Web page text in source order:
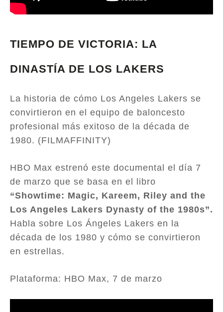
TIEMPO DE VICTORIA: LA
DINASTÍA DE LOS LAKERS
La historia de cómo Los Angeles Lakers se
convirtieron en el equipo de baloncesto
profesional más exitoso de la década de
1980. (FILMAFFINITY)
HBO Max estrenó este documental el día 7
de marzo que se basa en el libro
“Showtime: Magic, Kareem, Riley and the
Los Angeles Lakers Dynasty of the 1980s”.
Habla sobre Los Ángeles Lakers en la
década de los 1980 y cómo se convirtieron
en estrellas.
Plataforma: HBO Max, 7 de marzo